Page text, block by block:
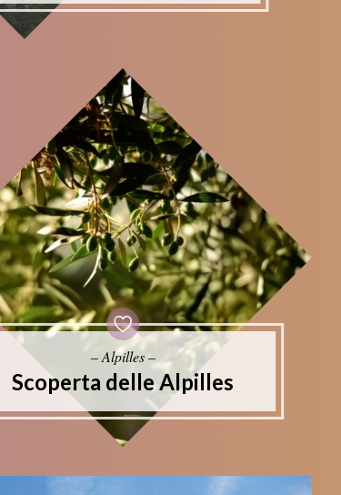
– Alpilles –
Scoperta delle Alpilles